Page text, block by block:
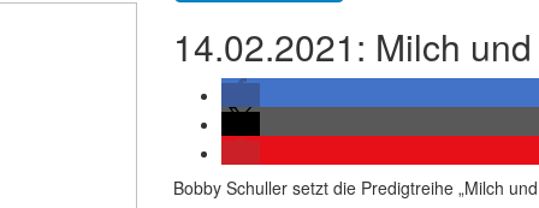
14.02.2021: Milch
Bobby Schuller setzt die Predigtreihe „Milch